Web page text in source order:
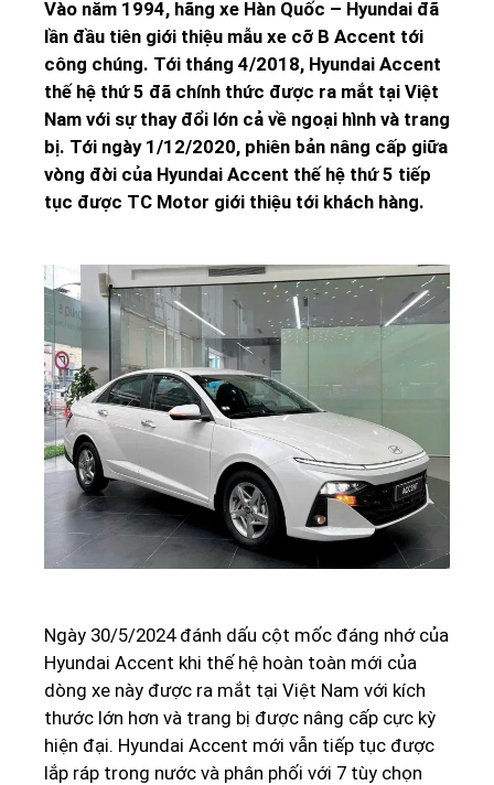
Vào năm 1994, hãng xe Hàn Quốc – Hyundai đã
lần đầu tiên giới thiệu mẫu xe cỡ B Accent tới
công chúng. Tới tháng 4/2018, Hyundai Accent
thế hệ thứ 5 đã chính thức được ra mắt tại Việt
Nam với sự thay đổi lớn cả về ngoại hình và trang
bị. Tới ngày 1/12/2020, phiên bản nâng cấp giữa
vòng đời của Hyundai Accent thế hệ thứ 5 tiếp
tục được TC Motor giới thiệu tới khách hàng.
Ngày 30/5/2024 đánh dấu cột mốc đáng nhớ của
Hyundai Accent khi thế hệ hoàn toàn mới của
dòng xe này được ra mắt tại Việt Nam với kích
thước lớn hơn và trang bị được nâng cấp cực kỳ
hiện đại. Hyundai Accent mới vẫn tiếp tục được
lắp ráp trong nước và phân phối với 7 tùy chọn